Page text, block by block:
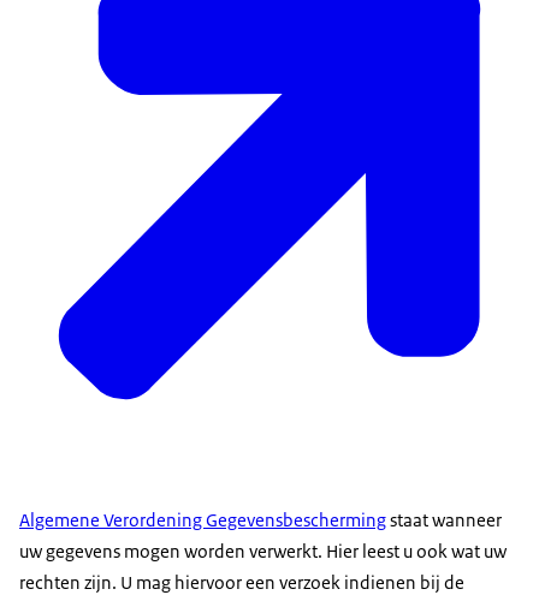
Algemene Verordening Gegevensbeschermingstaat wanneer
uw gegevens mogen worden verwerkt. Hier leest u ook wat uw
rechten zijn. U mag hiervoor een verzoek indienen bij de